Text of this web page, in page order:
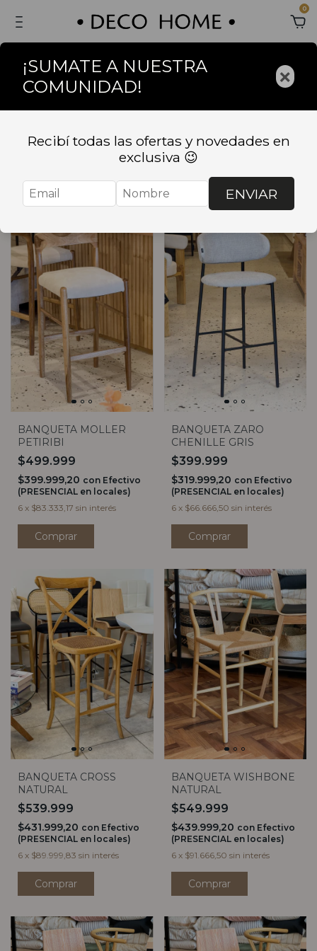
0
Inicio . SILLAS . BANQUETAS
BANQUETAS
Filtrar
BANQUETA MOLLER
PETIRIBI
$499.999
$399.999,20 con Efectivo
(PRESENCIAL en locales)
6 x $83.333,17 sin interés
BANQUETA ZARO
CHENILLE GRIS
$399.999
$319.999,20 con Efectivo
(PRESENCIAL en locales)
6 x $66.666,50 sin interés
BANQUETA CROSS
NATURAL
$539.999
$431.999,20 con Efectivo
(PRESENCIAL en locales)
6 x $89.999,83 sin interés
BANQUETA WISHBONE
NATURAL
$549.999
$439.999,20 con Efectivo
(PRESENCIAL en locales)
6 x $91.666,50 sin interés
¡SUMATE A NUESTRA
COMUNIDAD!
×
Recibí todas las ofertas y novedades en
exclusiva 😉
ENVIAR